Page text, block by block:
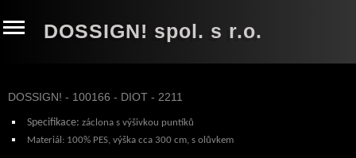
DOSSIGN! spol. s r.o.
DOSSIGN! - 100166 - DIOT - 2211
Specifikace: záclona s výšivkou puntíků
Materiál: 100% PES, výška cca 300 cm, s olůvkem